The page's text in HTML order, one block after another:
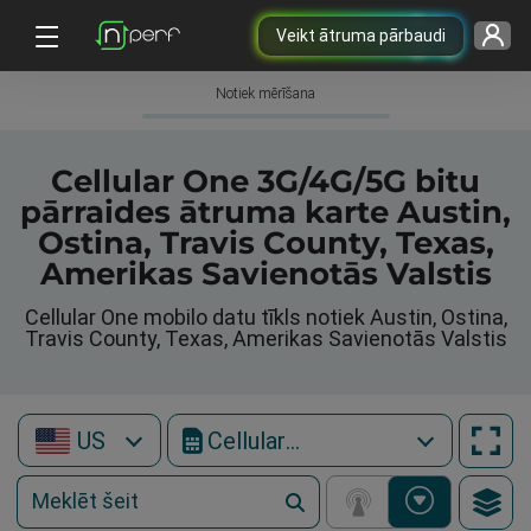
Veikt ātruma pārbaudi
Notiek mērīšana
Cellular One 3G/4G/5G bitu
pārraides ātruma karte Austin,
Ostina, Travis County, Texas,
Amerikas Savienotās Valstis
Cellular One mobilo datu tīkls notiek Austin, Ostina,
Travis County, Texas, Amerikas Savienotās Valstis
US Cellular One